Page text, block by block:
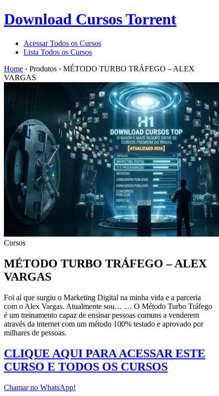
Download Cursos Torrent
Acessar Todos os Cursos
Lista Todos os Cursos
Home › Produtos › MÉTODO TURBO TRÁFEGO – ALEX
VARGAS
Cursos
MÉTODO TURBO TRÁFEGO – ALEX
VARGAS
Foi aí que surgiu o Marketing Digital na minha vida e a parceria
com o Alex Vargas. Atualmente sou… … O Método Turbo Tráfego
é um treinamento capaz de ensinar pessoas comuns a venderem
através da internet com um método 100% testado e aprovado por
milhares de pessoas.
CLIQUE AQUI PARA ACESSAR ESTE
CURSO E TODOS OS CURSOS
Chamar no WhatsApp!